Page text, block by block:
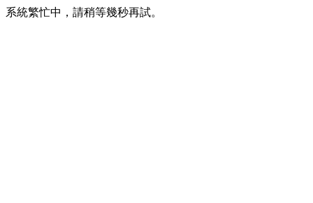
系統繁忙中，請稍等幾秒再試。